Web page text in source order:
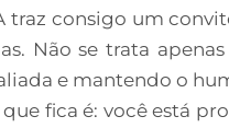
traz consigo um
Não se trata
e mantendo o
fica é: você está